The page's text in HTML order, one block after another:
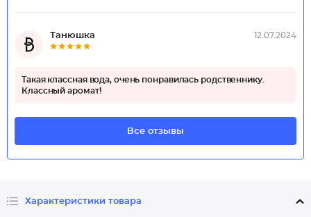
Танюшка 12.07.2024
Такая классная вода, очень понравилась родственнику.
Классный аромат!
Все отзывы
Характеристики товара